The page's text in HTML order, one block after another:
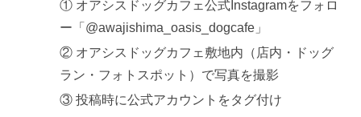
① オアシスドッグカフェ公式Instagramをフォロ
ー「@awajishima_oasis_dogcafe」
② オアシスドッグカフェ敷地内（店内・ドッグ
ラン・フォトスポット）で写真を撮影
③ 投稿時に公式アカウントをタグ付け